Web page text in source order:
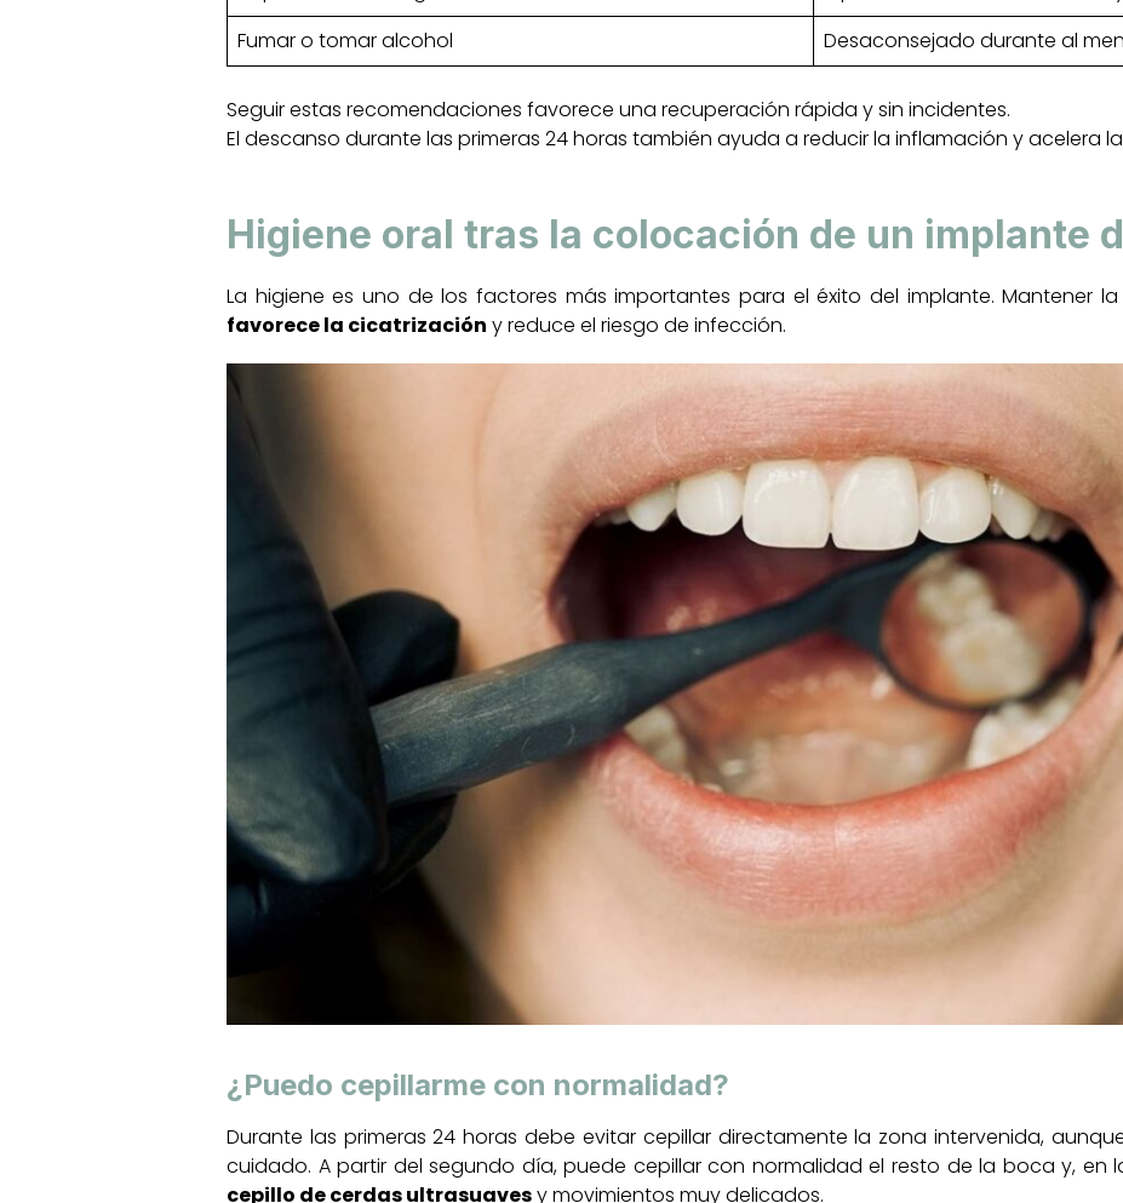
Fumar o tomar alcohol
Desaconsejado durante al
Seguir estas recomendaciones favorece una recuperación rápida y sin incidentes.
El descanso durante las primeras 24 horas también ayuda a reducir la inflamación y acelera
Higiene oral tras la colocación de un implante
La higiene es uno de los factores más importantes para el éxito del implante. Mantener
favorece la cicatrización y reduce el riesgo de infección.
¿Puedo cepillarme con normalidad?
Durante las primeras 24 horas debe evitar cepillar directamente la zona intervenida,
cuidado. A partir del segundo día, puede cepillar con normalidad el resto de la boca y, en
cepillo de cerdas ultrasuavesy movimientos muy delicados.